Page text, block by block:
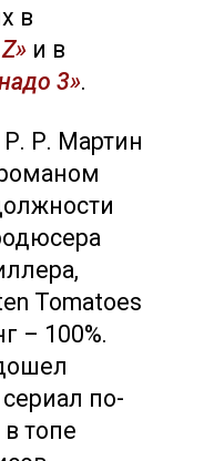
в
и в
3».
Р. Мартин
Tomatoes
– 100%.
по-
топе